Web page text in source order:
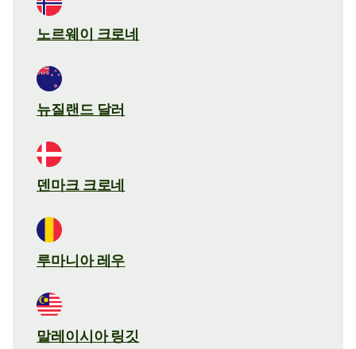
노르웨이 크로네
뉴질랜드 달러
덴마크 크로네
루마니아 레우
말레이시아 링깃